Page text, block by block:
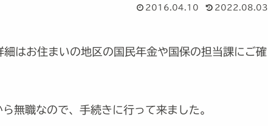
2016.04.10 2022.08.03
はお住まいの地区の国民年金や国保の担当課にご確
職なので、手続きに行って来ました。